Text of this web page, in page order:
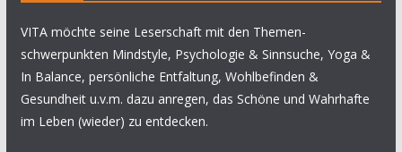
VITA möchte seine Leserschaft mit den Themen-
schwerpunkten Mindstyle, Psychologie & Sinnsuche, Yoga &
In Balance, persönliche Entfaltung, Wohlbefinden &
Gesundheit u.v.m. dazu anregen, das Schöne und Wahrhafte
im Leben (wieder) zu entdecken.